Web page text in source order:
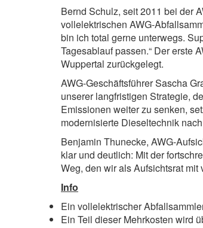
Bernd Schulz, seit 2011 bei der
vollelektrischen AWG-
bin ich total gerne unterwegs.
Tagesablauf passen.“ Der erste
Wuppertal zurückgelegt.
AWG-Geschäftsführer Sascha
unserer langfristigen Strategie,
Emissionen weiter zu senken,
modernisierte Dieseltechnik
Benjamin Thunecke, AWG-
klar und deutlich: Mit der
Weg, den wir als Aufsichtsrat
Info
Ein vollelektrischer
Ein Teil dieser Mehrkosten wird